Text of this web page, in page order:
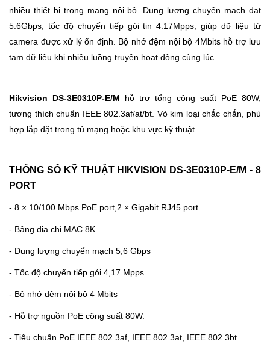
nhiều thiết bị trong mạng nội bộ. Dung lượng chuyển mạch đạt
5.6Gbps, tốc độ chuyển tiếp gói tin 4.17Mpps, giúp dữ liệu từ
camera được xử lý ổn định. Bộ nhớ đệm nội bộ 4Mbits hỗ trợ lưu
tạm dữ liệu khi nhiều luồng truyền hoạt động cùng lúc.
Hikvision DS-3E0310P-E/M hỗ trợ tổng công suất PoE 80W,
tương thích chuẩn IEEE 802.3af/at/bt. Vỏ kim loại chắc chắn, phù
hợp lắp đặt trong tủ mạng hoặc khu vực kỹ thuật.
THÔNG SỐ KỸ THUẬT HIKVISION DS-3E0310P-E/M - 8
PORT
- 8 × 10/100 Mbps PoE port,2 × Gigabit RJ45 port.
- Bảng địa chỉ MAC 8K
- Dung lượng chuyển mạch 5,6 Gbps
- Tốc độ chuyển tiếp gói 4,17 Mpps
- Bộ nhớ đệm nội bộ 4 Mbits
- Hỗ trợ nguồn PoE công suất 80W.
- Tiêu chuẩn PoE IEEE 802.3af, IEEE 802.3at, IEEE 802.3bt.